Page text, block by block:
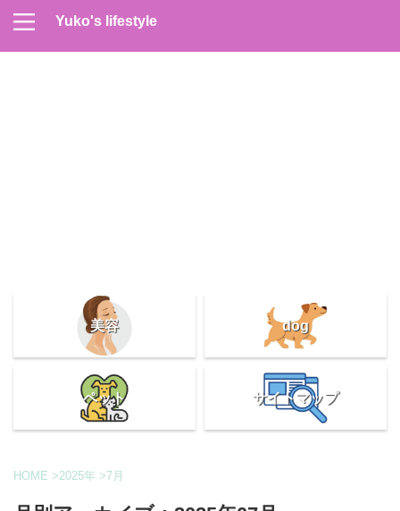
Yuko's lifestyle
美容 dog
ペット サイトマップ
HOME >2025年 >7月